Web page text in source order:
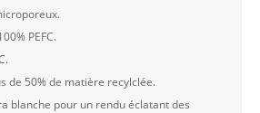
PEFC.
de 50% de matière recylclée.
blanche pour un rendu éclatant des